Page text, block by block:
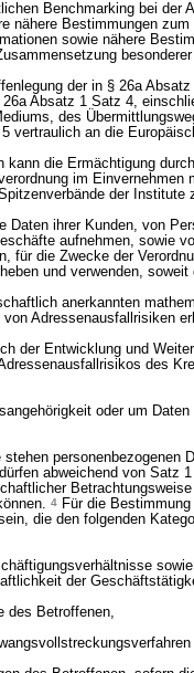
Benchmarking bei der
nähere Bestimmungen
sowie nähere
der in § 26a
Absatz 1 Satz 4,
des
vertraulich an die
kann die Ermächtigung
im Einvernehmen
der Institute
Daten ihrer Kunden, von
aufnehmen, sowie
für die Zwecke der
und verwenden, soweit
anerkannten
Adressenausfallrisiken
der Entwicklung und
des
oder um
personenbezogenen
abweichend von Satz
4 Für die
die den folgenden
der
des Betroffenen,